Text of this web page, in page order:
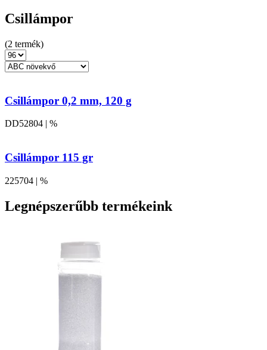
Csillámpor
(2 termék)
Csillámpor 0,2 mm, 120 g
DD52804 | %
Csillámpor 115 gr
225704 | %
Legnépszerűbb termékeink